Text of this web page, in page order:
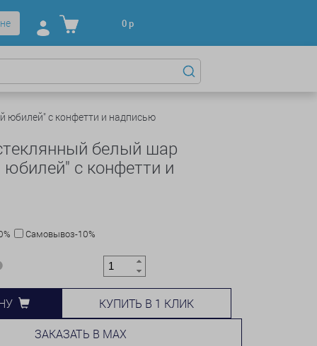
0р
с конфетти и надписью
белый шар
с конфетти и
Самовывоз-10%
КУПИТЬ В 1 КЛИК
ЗАКАЗАТЬ В MAX